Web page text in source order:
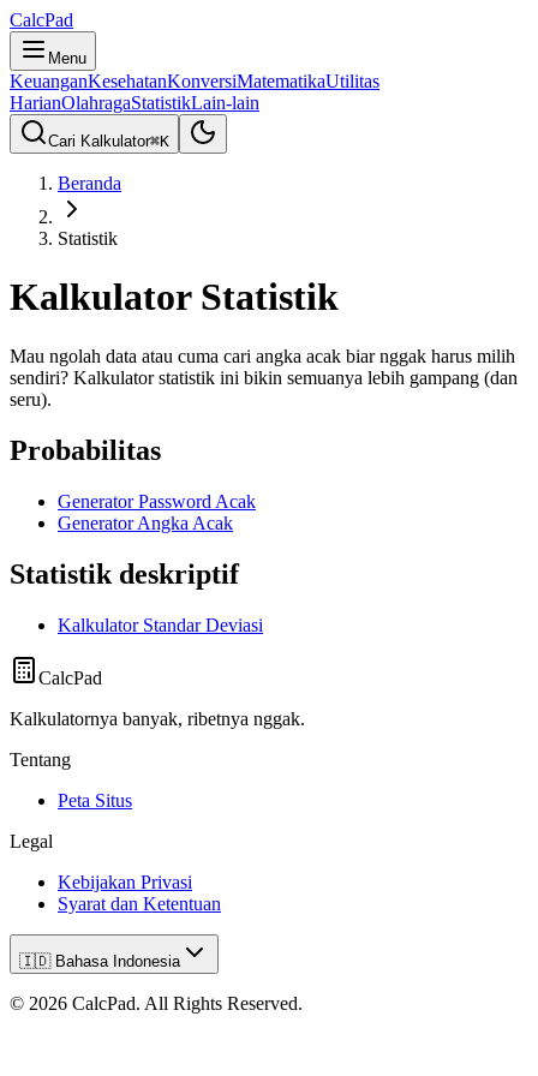
CalcPad
Menu
KeuanganKesehatanKonversiMatematikaUtilitas
HarianOlahragaStatistikLain-lain
Cari Kalkulator⌘K
Beranda
Statistik
Kalkulator Statistik
Mau ngolah data atau cuma cari angka acak biar nggak harus milih
sendiri? Kalkulator statistik ini bikin semuanya lebih gampang (dan
seru).
Probabilitas
Generator Password Acak
Generator Angka Acak
Statistik deskriptif
Kalkulator Standar Deviasi
CalcPad
Kalkulatornya banyak, ribetnya nggak.
Tentang
Peta Situs
Legal
Kebijakan Privasi
Syarat dan Ketentuan
🇮🇩 Bahasa Indonesia
© 2026 CalcPad. All Rights Reserved.